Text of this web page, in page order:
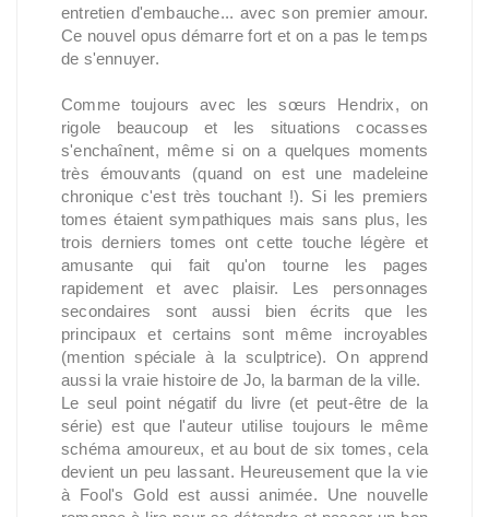
entretien d'embauche... avec son premier amour.
Ce nouvel opus démarre fort et on a pas le temps
de s'ennuyer.
Comme toujours avec les sœurs Hendrix, on
rigole beaucoup et les situations cocasses
s'enchaînent, même si on a quelques moments
très émouvants (quand on est une madeleine
chronique c'est très touchant !). Si les premiers
tomes étaient sympathiques mais sans plus, les
trois derniers tomes ont cette touche légère et
amusante qui fait qu'on tourne les pages
rapidement et avec plaisir. Les personnages
secondaires sont aussi bien écrits que les
principaux et certains sont même incroyables
(mention spéciale à la sculptrice). On apprend
aussi la vraie histoire de Jo, la barman de la ville.
Le seul point négatif du livre (et peut-être de la
série) est que l'auteur utilise toujours le même
schéma amoureux, et au bout de six tomes, cela
devient un peu lassant. Heureusement que la vie
à Fool's Gold est aussi animée. Une nouvelle